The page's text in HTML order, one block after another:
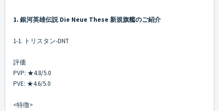
1. 銀河英雄伝説 Die Neue These 新規旗艦のご紹介
1-1. トリスタン-DNT
評価
PVP: ★4.8/5.0
PVE: ★4.6/5.0
<特徴>